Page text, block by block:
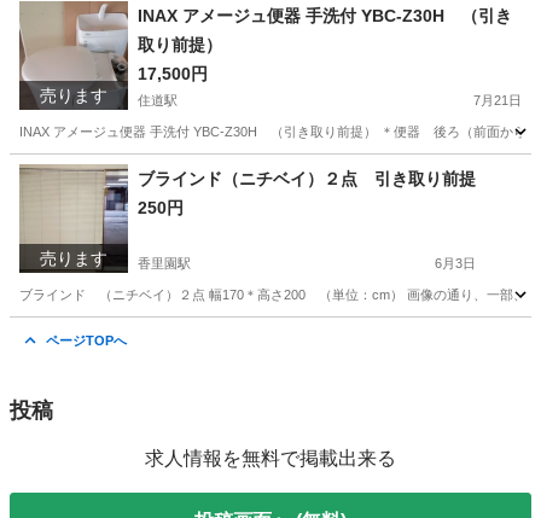
売ります
INAX アメージュ便器 手洗付 YBC-Z30H （引き
取り前提）
17,500円
住道駅 7月21日
INAX アメージュ便器 手洗付 YBC-Z30H （引き取り前提） ＊便器 後ろ（前面か
大阪 大東市 住道駅 その他
売ります
ブラインド（ニチベイ）２点 引き取り前提
250円
香里園駅 6月3日
ブラインド （ニチベイ）２点 幅170＊高さ200 （単位：cm） 画像の通り、一部、
ページTOPへ
投稿
求人情報を無料で掲載出来る